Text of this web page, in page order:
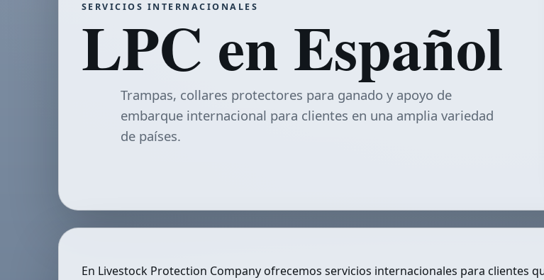
SERVICIOS INTERNACIONALES
LPC en Español
Trampas, collares protectores para ganado y apoyo de
embarque internacional para clientes en una amplia variedad
de países.
En Livestock Protection Company ofrecemos servicios internacionales para clientes